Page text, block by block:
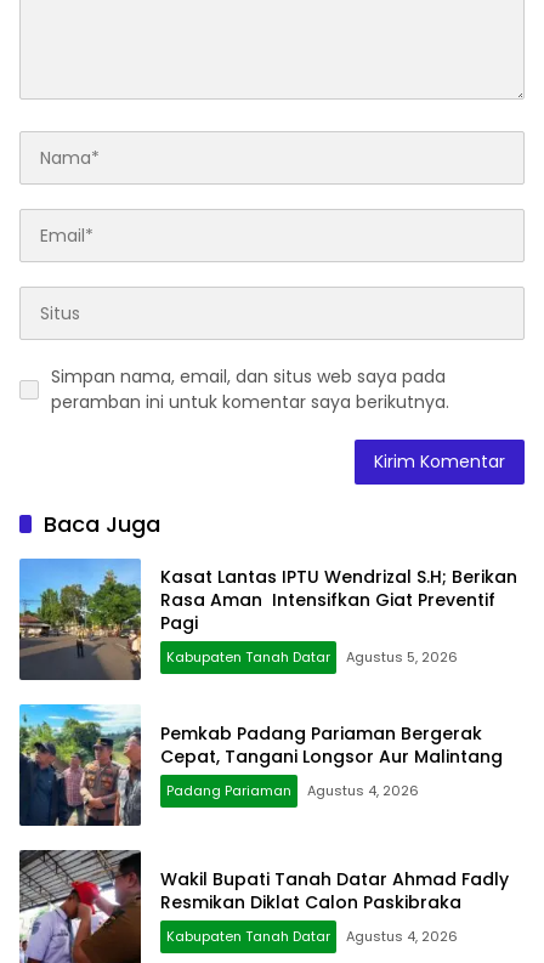
Simpan nama, email, dan situs web saya pada
peramban ini untuk komentar saya berikutnya.
Baca Juga
Kasat Lantas IPTU Wendrizal S.H; Berikan
Rasa Aman Intensifkan Giat Preventif
Pagi
Kabupaten Tanah Datar Agustus 5, 2026
Pemkab Padang Pariaman Bergerak
Cepat, Tangani Longsor Aur Malintang
Padang Pariaman Agustus 4, 2026
Wakil Bupati Tanah Datar Ahmad Fadly
Resmikan Diklat Calon Paskibraka
Kabupaten Tanah Datar Agustus 4, 2026